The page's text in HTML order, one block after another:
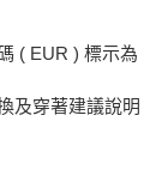
( EUR ) 標示為
及穿著建議說明